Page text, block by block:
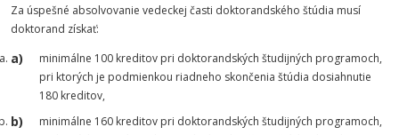
Za úspešné absolvovanie vedeckej časti doktorandského štúdia musí
doktorand získať:
minimálne 100 kreditov pri doktorandských študijných programoch,
pri ktorých je podmienkou riadneho skončenia štúdia dosiahnutie
180 kreditov,
minimálne 160 kreditov pri doktorandských študijných programoch,